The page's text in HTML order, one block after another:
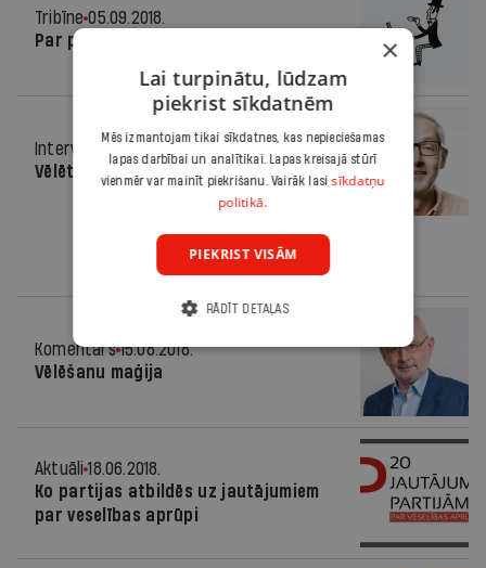
Tribīne 05.09.2018.
Par pašcieņu
Intervija
15.08.2018.
Vēlētājam svarīgās līnijas
Komentārs 15.08.2018.
Vēlēšanu maģija
Aktuāli 18.06.2018.
Ko partijas atbildēs uz jautājumiem
par veselības aprūpi
×
Lai turpinātu, lūdzam
piekrist sīkdatnēm
Mēs izmantojam tikai sīkdatnes, kas nepieciešamas
lapas darbībai un analītikai. Lapas kreisajā stūrī
vienmēr var mainīt piekrišanu. Vairāk lasisīkdatņu
politikā.
PIEKRIST VISĀM
RĀDĪT DETAĻAS